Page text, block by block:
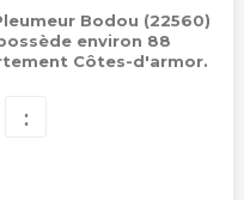
Bodou (22560)
environ 88
Côtes-d'armor.